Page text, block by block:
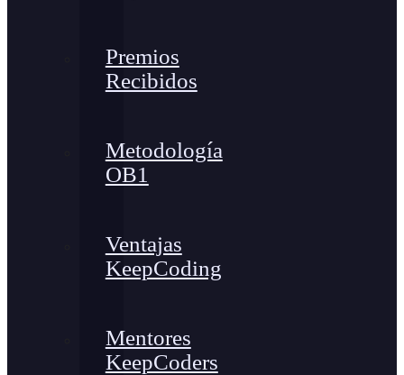
Premios
Recibidos
Metodología
OB1
Ventajas
KeepCoding
Mentores
KeepCoders